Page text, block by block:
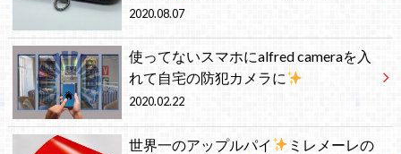
2020.08.07
使ってないスマホにalfred cameraを入
れて自宅の防犯カメラに
2020.02.22
世界一のアップルパイ
ミレメーレの